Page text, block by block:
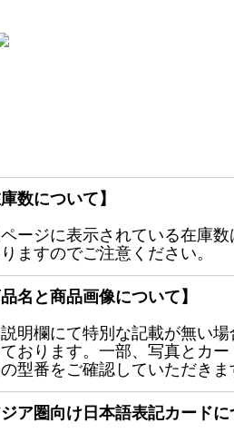
庫数について】
ージに表示されている在庫
ますのでご注意ください。
品名と商品画像について】
明欄にて特別な記載が無い
おります。一部、写真とカ
型番をご確認していただきま
ジア圏向け日本語表記カードに